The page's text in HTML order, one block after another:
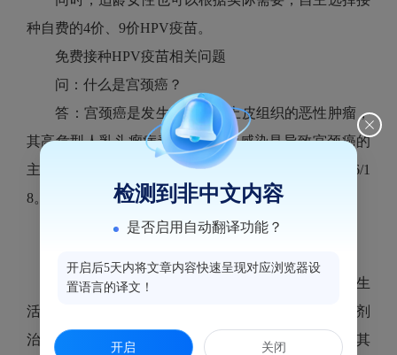
种自费的4价、9价HPV疫苗。
免费接种HPV疫苗相关问题
问：什么是宫颈癌？
答：宫颈癌是发生于宫颈部上皮组织的恶性肿瘤，
其高危型人乳头瘤病毒(HPV)持续感染是导致宫颈癌的
主要原因。在中国约84.5%宫颈鳞癌惠者感染HPV16/1
8。
问：宫颈癌的危险因素？
其他高危因素：有宫颈癌等疾病相关家族史；性生
活过早；过早生育(18周岁以前)；正在接受免疫抑制剂
治疗；多个性伴或性伴有多个性伴；HIV感染。患有其
检测到非中文内容
是否启用自动翻译功能？
开启后5天内将文章内容快速呈现对应浏览器设
置语言的译文！
开启 关闭